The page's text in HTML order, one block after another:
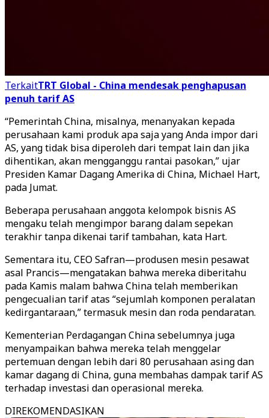
TerkaitTRT Global - China mendesak penghapusan
penuh tarif AS
“Pemerintah China, misalnya, menanyakan kepada
perusahaan kami produk apa saja yang Anda impor dari
AS, yang tidak bisa diperoleh dari tempat lain dan jika
dihentikan, akan mengganggu rantai pasokan,” ujar
Presiden Kamar Dagang Amerika di China, Michael Hart,
pada Jumat.
Beberapa perusahaan anggota kelompok bisnis AS
mengaku telah mengimpor barang dalam sepekan
terakhir tanpa dikenai tarif tambahan, kata Hart.
Sementara itu, CEO Safran—produsen mesin pesawat
asal Prancis—mengatakan bahwa mereka diberitahu
pada Kamis malam bahwa China telah memberikan
pengecualian tarif atas “sejumlah komponen peralatan
kedirgantaraan,” termasuk mesin dan roda pendaratan.
Kementerian Perdagangan China sebelumnya juga
menyampaikan bahwa mereka telah menggelar
pertemuan dengan lebih dari 80 perusahaan asing dan
kamar dagang di China, guna membahas dampak tarif AS
terhadap investasi dan operasional mereka.
DIREKOMENDASIKAN